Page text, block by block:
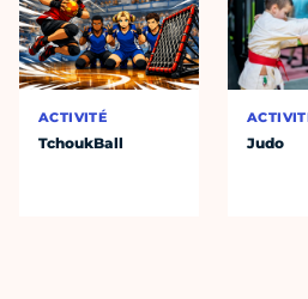
ACTIVITÉ
TchoukBall Judo